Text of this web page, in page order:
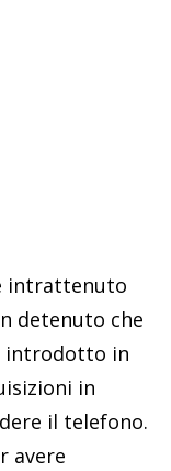
intrattenuto
detenuto che
introdotto in
in
il telefono.
avere